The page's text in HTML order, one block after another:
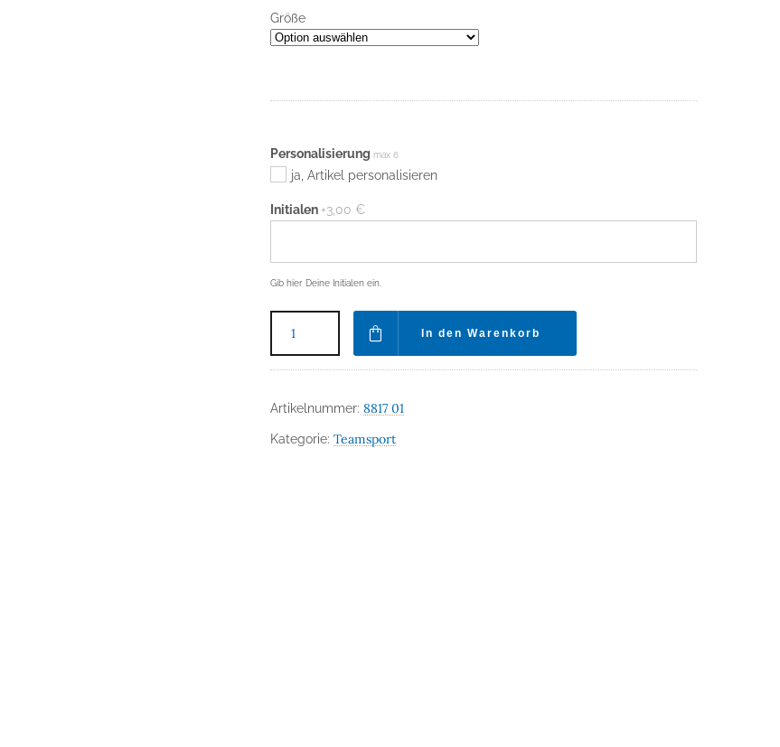
Größe
Personalisierung max 6
ja, Artikel personalisieren
Initialen +3,00 €
Gib hier Deine Initialen ein.
In den Warenkorb
Artikelnummer:8817 01
Kategorie:Teamsport